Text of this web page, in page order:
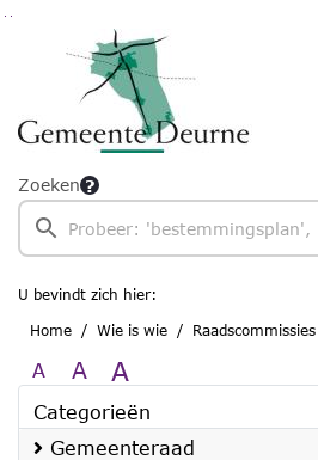
Ga naar de inhoud van deze pagina
Ga naar het zoeken
Ga naar het menu
Zoeken
U bevindt zich hier:
Home
Wie is wie Raadscommissies
A A A
Categorieën
Gemeenteraad